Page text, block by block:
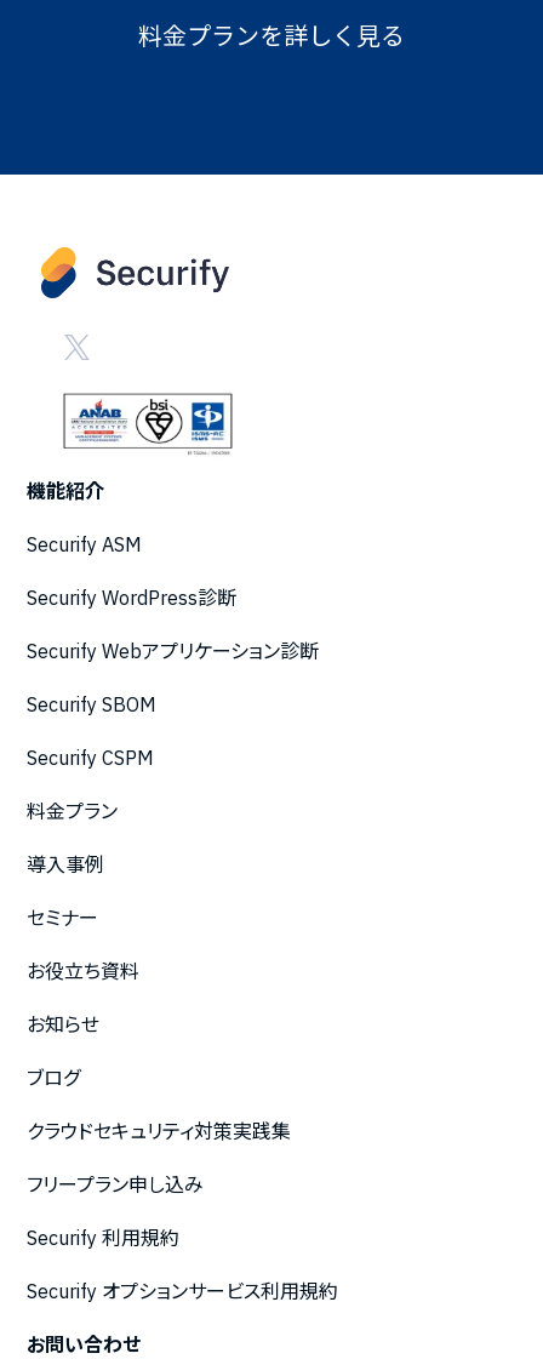
料金プランを詳しく見る
機能紹介
Securify ASM
Securify WordPress診断
Securify Webアプリケーション診断
Securify SBOM
Securify CSPM
料金プラン
導入事例
セミナー
お役立ち資料
お知らせ
ブログ
クラウドセキュリティ対策実践集
フリープラン申し込み
Securify 利用規約
Securify オプションサービス利用規約
お問い合わせ